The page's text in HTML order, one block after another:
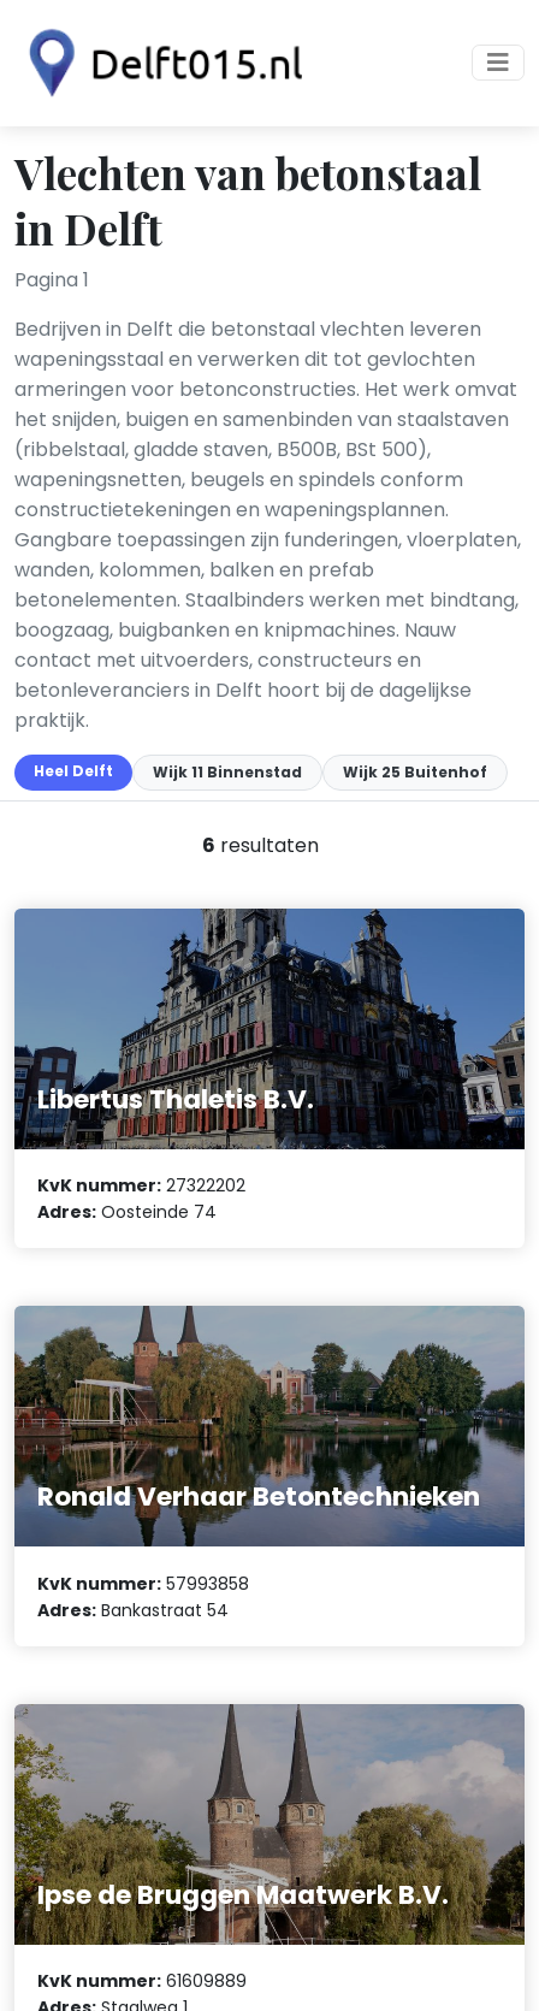
Vlechten van betonstaal
in Delft
Pagina 1
Bedrijven in Delft die betonstaal vlechten leveren
wapeningsstaal en verwerken dit tot gevlochten
armeringen voor betonconstructies. Het werk omvat
het snijden, buigen en samenbinden van staalstaven
(ribbelstaal, gladde staven, B500B, BSt 500),
wapeningsnetten, beugels en spindels conform
constructietekeningen en wapeningsplannen.
Gangbare toepassingen zijn funderingen, vloerplaten,
wanden, kolommen, balken en prefab
betonelementen. Staalbinders werken met bindtang,
boogzaag, buigbanken en knipmachines. Nauw
contact met uitvoerders, constructeurs en
betonleveranciers in Delft hoort bij de dagelijkse
praktijk.
Heel Delft Wijk 11 Binnenstad Wijk 25 Buitenhof
6 resultaten
Libertus Thaletis B.V.
KvK nummer: 27322202
Adres: Oosteinde 74
Ronald Verhaar Betontechnieken
KvK nummer: 57993858
Adres: Bankastraat 54
Ipse de Bruggen Maatwerk B.V.
KvK nummer: 61609889